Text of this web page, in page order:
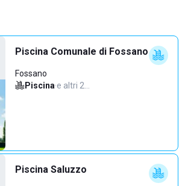
Piscina Comunale di Fossano
Fossano
Piscina·e altri 2…
Piscina Saluzzo